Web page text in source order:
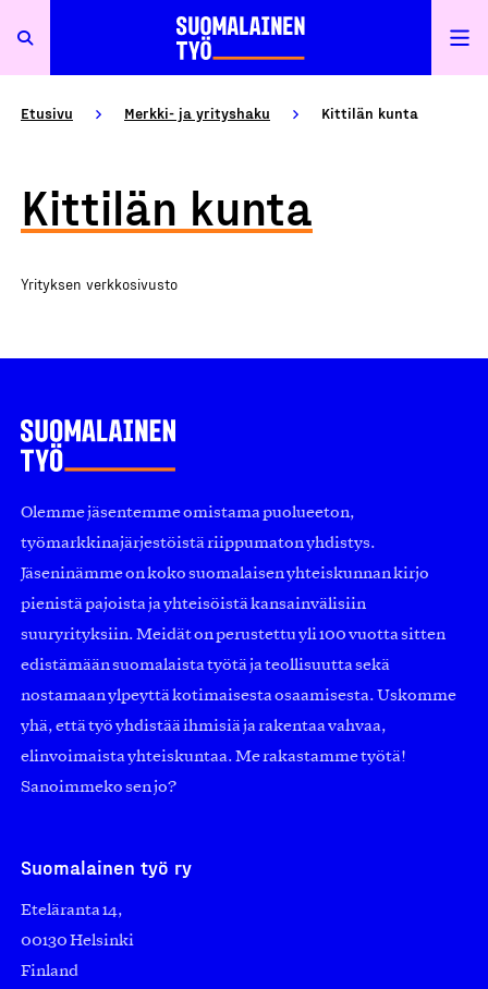
Etusivu Merkki- ja yrityshaku Kittilän kunta
Kittilän kunta
Yrityksen verkkosivusto
Olemme jäsentemme omistama puolueeton,
työmarkkinajärjestöistä riippumaton yhdistys.
Jäseninämme on koko suomalaisen yhteiskunnan kirjo
pienistä pajoista ja yhteisöistä kansainvälisiin
suuryrityksiin. Meidät on perustettu yli 100 vuotta sitten
edistämään suomalaista työtä ja teollisuutta sekä
nostamaan ylpeyttä kotimaisesta osaamisesta. Uskomme
yhä, että työ yhdistää ihmisiä ja rakentaa vahvaa,
elinvoimaista yhteiskuntaa. Me rakastamme työtä!
Sanoimmeko sen jo?
Suomalainen työ ry
Eteläranta 14,
00130 Helsinki
Finland